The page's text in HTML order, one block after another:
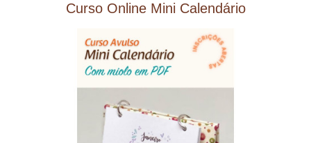
Curso Online Mini Calendário